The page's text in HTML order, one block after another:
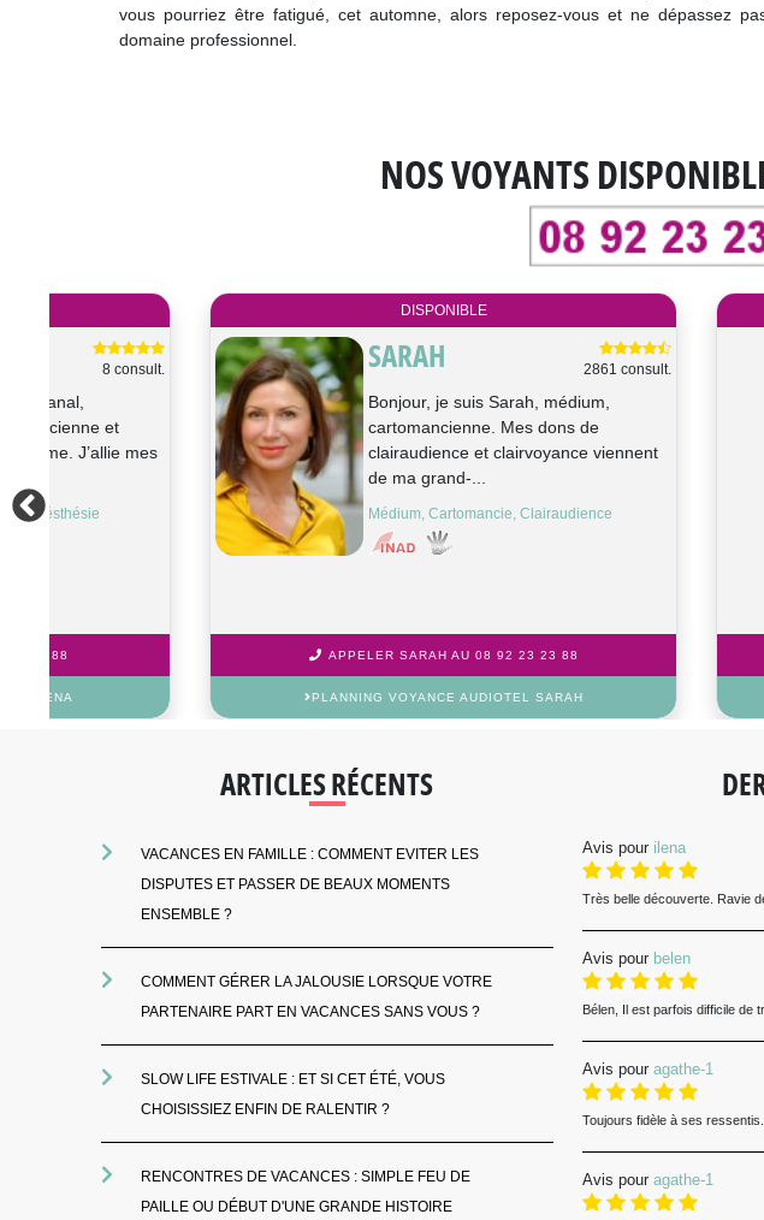
vous pourriez être fatigué, cet automne, alors reposez-vous et ne dépassez
domaine professionnel.
NOS VOYANTS
SARAH 2861 consult.
Bonjour, je suis Sarah, médium,
cartomancienne. Mes dons de
clairaudience et clairvoyance viennent
de ma grand-...
Médium, Cartomancie, Clairaudience
APPELER SARAH AU 08 92 23 23 88
PLANNING VOYANCE AUDIOTEL SARAH
je
APPELER
PLANNING
ARTICLES RÉCENTS
VACANCES EN FAMILLE : COMMENT EVITER LES
DISPUTES ET PASSER DE BEAUX MOMENTS
ENSEMBLE ?
COMMENT GÉRER LA JALOUSIE LORSQUE VOTRE
PARTENAIRE PART EN VACANCES SANS VOUS ?
SLOW LIFE ESTIVALE : ET SI CET ÉTÉ, VOUS
CHOISISSIEZ ENFIN DE RALENTIR ?
RENCONTRES DE VACANCES : SIMPLE FEU DE
PAILLE OU DÉBUT D'UNE GRANDE HISTOIRE
Avis pour ilena
Très belle découverte. Ravie
Avis pour belen
Bélen, Il est parfois difficile de
Avis pour agathe-1
Toujours fidèle à ses ressentis.
Avis pour agathe-1